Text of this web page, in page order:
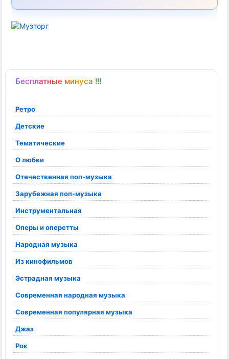
Бесплатные минуса !!!
Ретро
Детские
Тематические
О любви
Отечественная поп-музыка
Зарубежная поп-музыка
Инструментальная
Оперы и оперетты
Народная музыка
Из кинофильмов
Эстрадная музыка
Современная народная музыка
Современная популярная музыка
Джаз
Рок